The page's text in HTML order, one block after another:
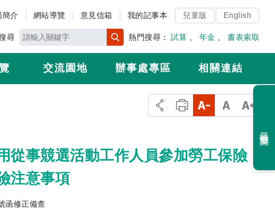
簡介 網站導覽 意見信箱 我的記事本 兒童版 English
尋 熱門搜尋： 試算 年金 書表索取
交流園地 辦事處專區 相關連結
從事競選活動工作人員參加勞工保險
注意事項
函修正備查